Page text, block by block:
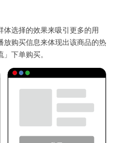
体选择的效果来吸引更多的用
放购买信息来体现出该商品的热
下单购买。